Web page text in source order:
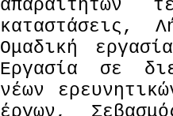
απαραίτητων
καταστάσεις,
Ομαδική
Εργασία σε
νέων